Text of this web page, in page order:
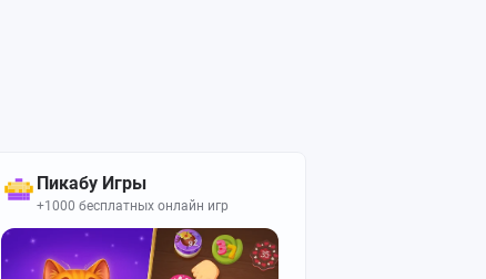
Пикабу Игры
+1000 бесплатных онлайн игр